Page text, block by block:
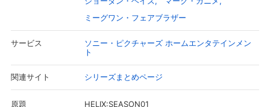
ミーグワン・フェアブラザー
サービス
ソニー・ピクチャーズ ホームエンタテインメン
ト
関連サイト シリーズまとめページ
原題 HELIX:SEASON01